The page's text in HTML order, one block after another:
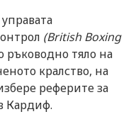
(British Boxing
ръководно тяло на
кралство, на
реферите за
Кардиф.